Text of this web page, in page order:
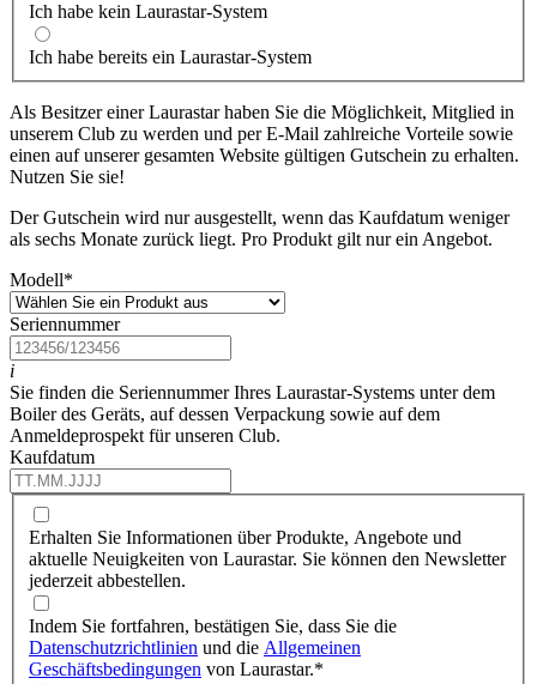
Ich habe kein Laurastar-System
Ich habe bereits ein Laurastar-System
Als Besitzer einer Laurastar haben Sie die Möglichkeit, Mitglied in
unserem Club zu werden und per E-Mail zahlreiche Vorteile sowie
einen auf unserer gesamten Website gültigen Gutschein zu erhalten.
Nutzen Sie sie!
Der Gutschein wird nur ausgestellt, wenn das Kaufdatum weniger
als sechs Monate zurück liegt. Pro Produkt gilt nur ein Angebot.
Modell*
Seriennummer
i
Sie finden die Seriennummer Ihres Laurastar-Systems unter dem
Boiler des Geräts, auf dessen Verpackung sowie auf dem
Anmeldeprospekt für unseren Club.
Kaufdatum
Erhalten Sie Informationen über Produkte, Angebote und
aktuelle Neuigkeiten von Laurastar. Sie können den Newsletter
jederzeit abbestellen.
Indem Sie fortfahren, bestätigen Sie, dass Sie die
Datenschutzrichtlinien und die Allgemeinen
Geschäftsbedingungen von Laurastar.*